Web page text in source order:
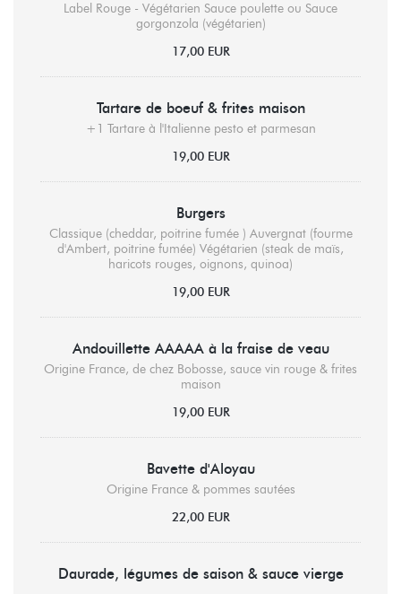
Label Rouge - Végétarien Sauce poulette ou Sauce
gorgonzola (végétarien)
17,00 EUR
Tartare de boeuf & frites maison
+1 Tartare à l'Italienne pesto et parmesan
19,00 EUR
Burgers
Classique (cheddar, poitrine fumée ) Auvergnat (fourme
d'Ambert, poitrine fumée) Végétarien (steak de maïs,
haricots rouges, oignons, quinoa)
19,00 EUR
Andouillette AAAAA à la fraise de veau
Origine France, de chez Bobosse, sauce vin rouge & frites
maison
19,00 EUR
Bavette d'Aloyau
Origine France & pommes sautées
22,00 EUR
Daurade, légumes de saison & sauce vierge